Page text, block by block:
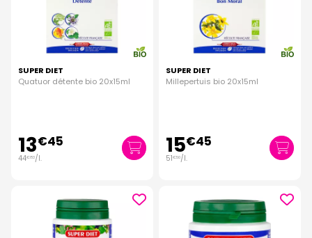
SUPER DIET
Quatuor détente bio 20x15ml
13€45
44€83/l.
SUPER DIET
Millepertuis bio 20x15ml
15€45
51€50/l.